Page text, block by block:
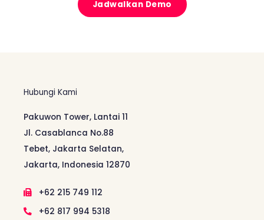
Jadwalkan Demo
Hubungi Kami
Pakuwon Tower, Lantai 11
Jl. Casablanca No.88
Tebet, Jakarta Selatan,
Jakarta, Indonesia 12870
+62 215 749 112
+62 817 994 5318